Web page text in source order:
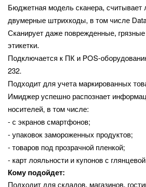
Бюджетная модель сканера, считывает
двумерные штрихкоды, в том числе
Сканирует даже поврежденные,
этикетки.
Подключается к ПК и POS-
232.
Подходит для учета маркированных
Имиджер успешно распознает
носителей, в том числе:
- с экранов смартфонов;
- упаковок замороженных продуктов;
- товаров под прозрачной пленкой;
- карт лояльности и купонов с
Кому подойдет:
Подходит для складов, магазинов,